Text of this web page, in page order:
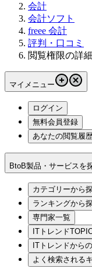
会計
会計ソフト
freee 会計
評判・口コミ
閲覧権限の詳
マイメニュー
ログイン
無料会員登録
あなたの閲覧履
BtoB製品・サービスを
カテゴリーから
ランキングから
専門家一覧
ITトレンド
ITトレンドから
よく検索される